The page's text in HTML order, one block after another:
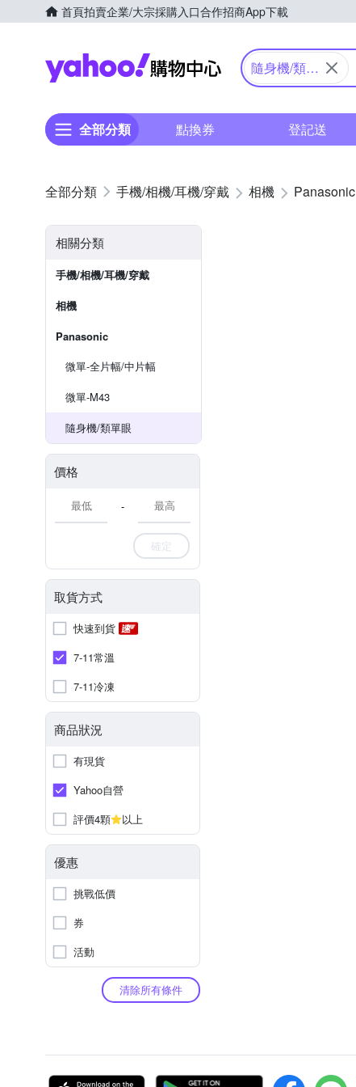
首頁拍賣企業/大宗採購入口合作招商App下載
Yahoo購物中心
隨身機/類單
全部分類 點換券 登記送
手機/相機/耳機/穿戴 相機 Panasonic
相關分類
手機/相機/耳機/穿戴
相機
Panasonic
微單-全片幅/中片幅
微單-M43
隨身機/類單眼
價格
-
確定
取貨方式
快速到貨
7-11常溫
7-11冷凍
商品狀況
有現貨
Yahoo自營
評價4顆
以上
優惠
挑戰低價
券
活動
清除所有條件